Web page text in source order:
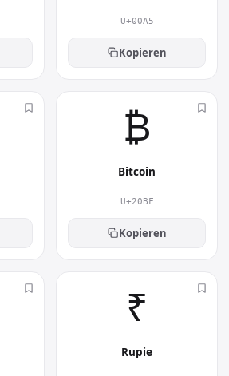
U+00A5
Kopieren
₿︎
Bitcoin
U+20BF
Kopieren
₹︎
Rupie